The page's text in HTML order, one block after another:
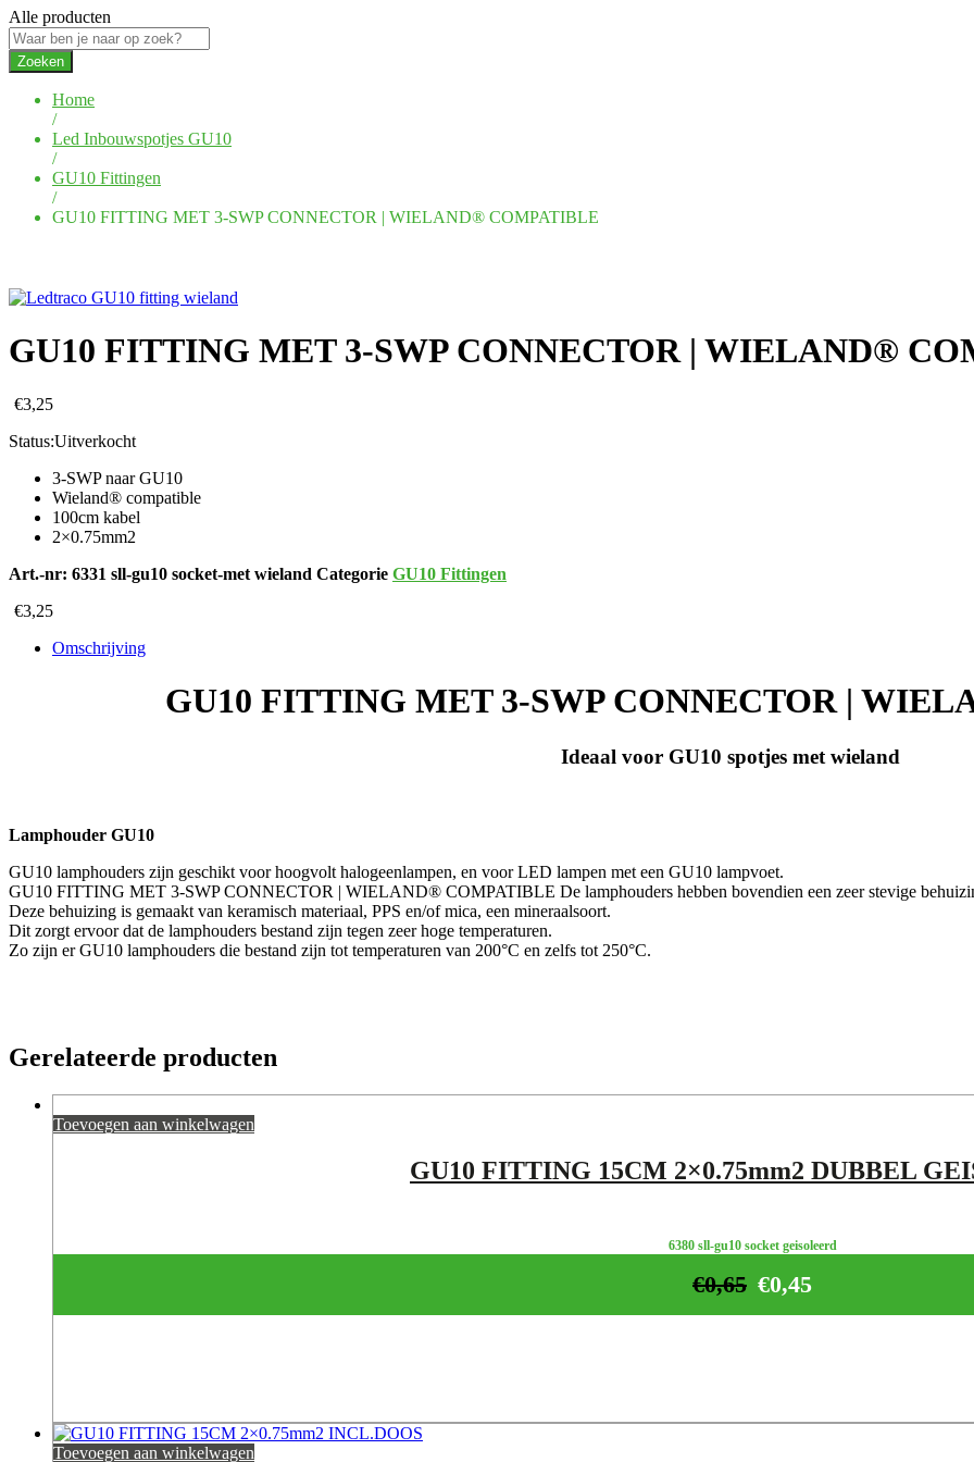
Alle producten
Zoeken
Home
/
Led Inbouwspotjes GU10
/
GU10 Fittingen
/
GU10 FITTING MET 3-SWP CONNECTOR | WIELAND® COMPATIBLE
GU10 FITTING MET 3-SWP CONNECTOR | WIELAND®
€3,25
Status:Uitverkocht
3-SWP naar GU10
Wieland® compatible
100cm kabel
2×0.75mm2
Art.-nr: 6331 sll-gu10 socket-met wieland Categorie GU10 Fittingen
€3,25
Omschrijving
GU10 FITTING MET 3-SWP CONNECTOR |
Ideaal voor GU10 spotjes met wieland
Lamphouder GU10
GU10 lamphouders zijn geschikt voor hoogvolt halogeenlampen, en voor LED lampen met een GU10 lampvoet.
GU10 FITTING MET 3-SWP CONNECTOR | WIELAND® COMPATIBLE De lamphouders hebben bovendien een zeer stevige
Deze behuizing is gemaakt van keramisch materiaal, PPS en/of mica, een mineraalsoort.
Dit zorgt ervoor dat de lamphouders bestand zijn tegen zeer hoge temperaturen.
Zo zijn er GU10 lamphouders die bestand zijn tot temperaturen van 200°C en zelfs tot 250°C.
Gerelateerde producten
Toevoegen aan winkelwagen
GU10 FITTING 15CM 2×0.75mm2 DUBBEL
6380 sll-gu10 socket geisoleerd
€0,45
€0,65
Toevoegen aan winkelwagen